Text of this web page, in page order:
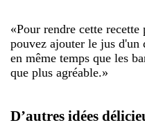
«Pour rendre cette
pouvez ajouter le jus
en même temps que les
que plus agréable.»
D’autres idées